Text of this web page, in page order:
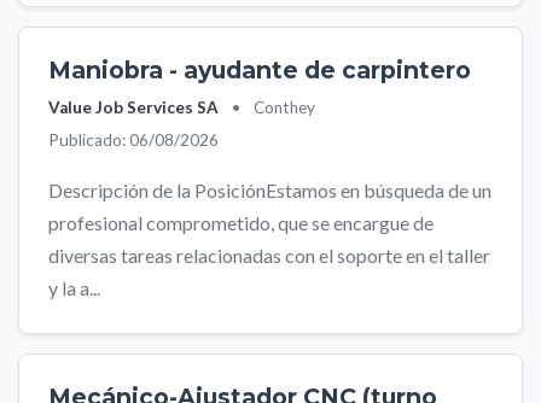
Maniobra - ayudante de carpintero
Value Job Services SA •
Conthey
Publicado: 06/08/2026
Descripción de la PosiciónEstamos en búsqueda de un
profesional comprometido, que se encargue de
diversas tareas relacionadas con el soporte en el taller
y la a...
Mecánico-Ajustador CNC (turno